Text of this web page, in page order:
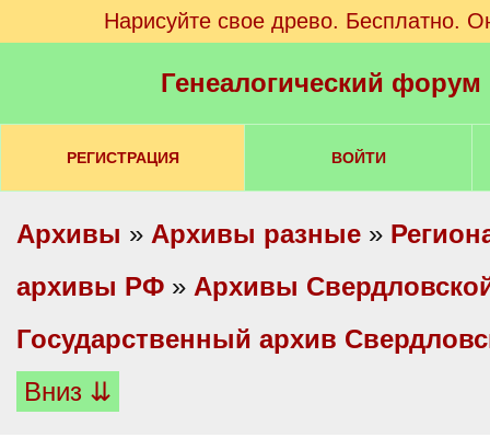
Нарисуйте свое древо. Бесплатно.
Генеалогический
РЕГИСТРАЦИЯ ВОЙТИ
Архивы » Архивы разные »
архивы РФ » Архивы
Государственный архив
Вниз ⇊